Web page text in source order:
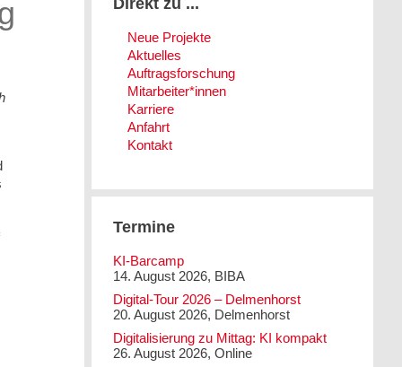
Neue Projekte
Aktuelles
Auftragsforschung
Mitarbeiter*innen
Karriere
Anfahrt
Kontakt
Termine
KI-Barcamp
14. August 2026, BIBA
Digital-Tour 2026 – Delmenhorst
20. August 2026, Delmenhorst
Digitalisierung zu Mittag: KI kompakt
26. August 2026, Online